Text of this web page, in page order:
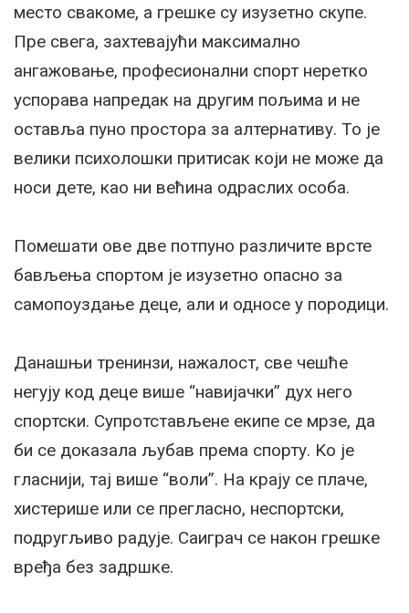
место свакоме, а грешке су изузетно скупе.
Пре свега, захтевајући максимално
ангажовање, професионални спорт неретко
успорава напредак на другим пољима и не
оставља пуно простора за алтернативу. То је
велики психолошки притисак који не може да
носи дете, као ни већина одраслих особа.
Помешати ове две потпуно различите врсте
бављења спортом је изузетно опасно за
самопоуздање деце, али и односе у породици.
Данашњи тренинзи, нажалост, све чешће
негују код деце више “навијачки” дух него
спортски. Супротстављене екипе се мрзе, да
би се доказала љубав према спорту. Kо је
гласнији, тај више “воли”. На крају се плаче,
хистерише или се прегласно, неспортски,
подругљиво радује. Саиграч се након грешке
вређа без задршке.